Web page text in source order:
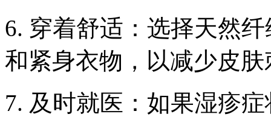
6. 穿着舒适：选择天然
和紧身衣物，以减少皮肤
7. 及时就医：如果湿疹